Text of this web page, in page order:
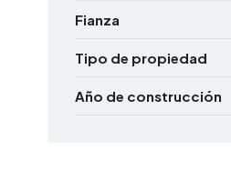
Fianza
Tipo de propiedad
Año de construcción